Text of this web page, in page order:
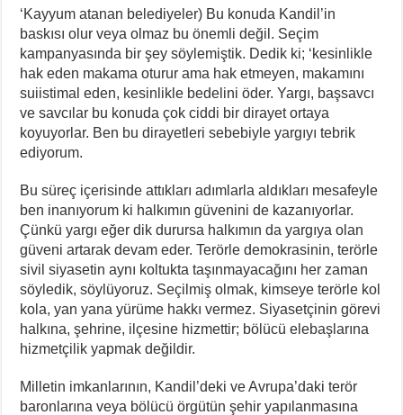
‘Kayyum atanan belediyeler) Bu konuda Kandil’in
baskısı olur veya olmaz bu önemli değil. Seçim
kampanyasında bir şey söylemiştik. Dedik ki; ‘kesinlikle
hak eden makama oturur ama hak etmeyen, makamını
suiistimal eden, kesinlikle bedelini öder. Yargı, başsavcı
ve savcılar bu konuda çok ciddi bir dirayet ortaya
koyuyorlar. Ben bu dirayetleri sebebiyle yargıyı tebrik
ediyorum.
Bu süreç içerisinde attıkları adımlarla aldıkları mesafeyle
ben inanıyorum ki halkımın güvenini de kazanıyorlar.
Çünkü yargı eğer dik durursa halkımın da yargıya olan
güveni artarak devam eder. Terörle demokrasinin, terörle
sivil siyasetin aynı koltukta taşınmayacağını her zaman
söyledik, söylüyoruz. Seçilmiş olmak, kimseye terörle kol
kola, yan yana yürüme hakkı vermez. Siyasetçinin görevi
halkına, şehrine, ilçesine hizmettir; bölücü elebaşlarına
hizmetçilik yapmak değildir.
Milletin imkanlarının, Kandil’deki ve Avrupa’daki terör
baronlarına veya bölücü örgütün şehir yapılanmasına